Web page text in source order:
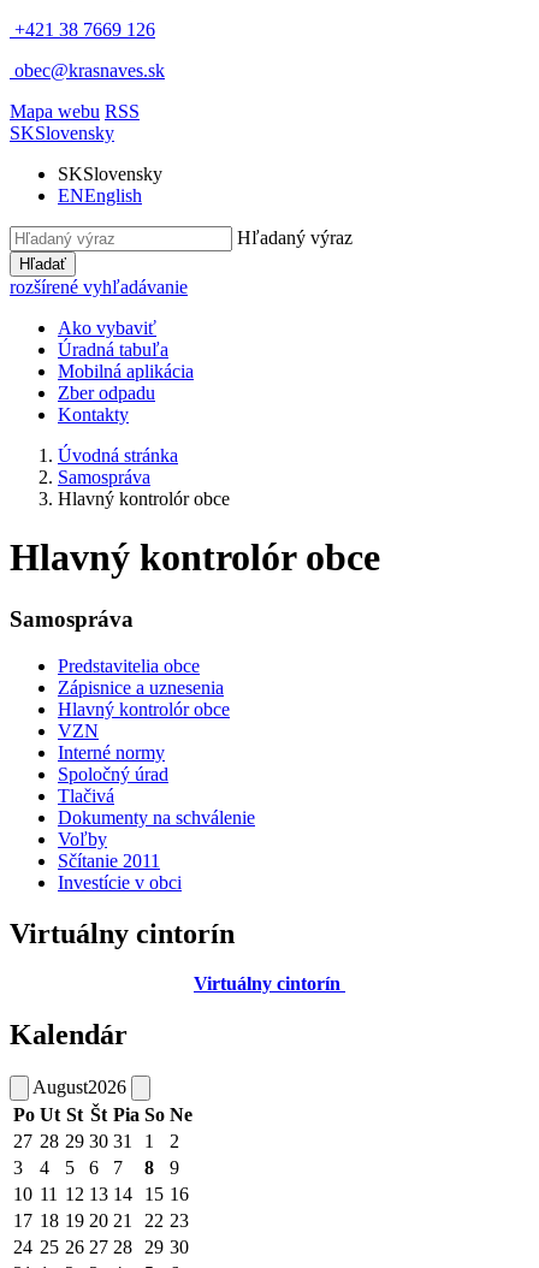
+421 38 7669 126
obec@krasnaves.sk
Mapa webu RSS
SKSlovensky
SKSlovensky
ENEnglish
Hľadaný výraz
Hľadať
rozšírené vyhľadávanie
Ako vybaviť
Úradná tabuľa
Mobilná aplikácia
Zber odpadu
Kontakty
Úvodná stránka
Samospráva
Hlavný kontrolór obce
Hlavný kontrolór obce
Samospráva
Predstavitelia obce
Zápisnice a uznesenia
Hlavný kontrolór obce
VZN
Interné normy
Spoločný úrad
Tlačivá
Dokumenty na schválenie
Voľby
Sčítanie 2011
Investície v obci
Virtuálny cintorín
Virtuálny cintorín
Kalendár
August2026
Po Ut St Št Pia So Ne
27 28 29 30 31 1
2
3
4 5 6 7 8
9
10 11 12 13 14 15 16
17 18 19 20 21 22 23
24 25 26 27 28 29 30